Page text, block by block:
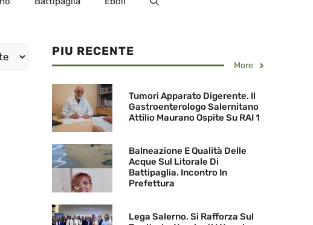
PIU RECENTE
More
Tumori Apparato Digerente. Il
Gastroenterologo Salernitano
Attilio Maurano Ospite Su RAI 1
Balneazione E Qualità Delle
Acque Sul Litorale Di
Battipaglia. Incontro In
Prefettura
Lega Salerno, Si Rafforza Sul